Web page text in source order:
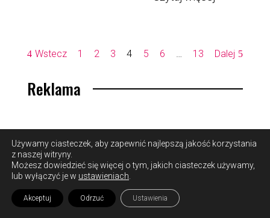
Wstecz 1 2 3 4 5 6 … 13 Dalej
Reklama
Powiązane artykuły
Używamy ciasteczek, aby zapewnić najlepszą jakość korzystania
z naszej witryny.
Możesz dowiedzieć się więcej o tym, jakich ciasteczek używamy,
lub wyłączyć je w ustawieniach
Akceptuj Odrzuć Ustawienia